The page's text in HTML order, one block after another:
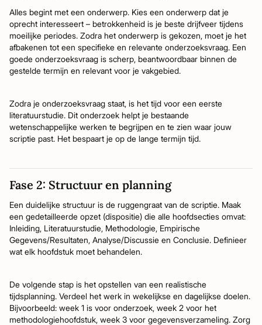
Alles begint met een onderwerp. Kies een onderwerp dat je
oprecht interesseert – betrokkenheid is je beste drijfveer tijdens
moeilijke periodes. Zodra het onderwerp is gekozen, moet je het
afbakenen tot een specifieke en relevante onderzoeksvraag. Een
goede onderzoeksvraag is scherp, beantwoordbaar binnen de
gestelde termijn en relevant voor je vakgebied.
Zodra je onderzoeksvraag staat, is het tijd voor een eerste
literatuurstudie. Dit onderzoek helpt je bestaande
wetenschappelijke werken te begrijpen en te zien waar jouw
scriptie past. Het bespaart je op de lange termijn tijd.
Fase 2: Structuur en planning
Een duidelijke structuur is de ruggengraat van de scriptie. Maak
een gedetailleerde opzet (dispositie) die alle hoofdsecties omvat:
Inleiding, Literatuurstudie, Methodologie, Empirische
Gegevens/Resultaten, Analyse/Discussie en Conclusie. Definieer
wat elk hoofdstuk moet behandelen.
De volgende stap is het opstellen van een realistische
tijdsplanning. Verdeel het werk in wekelijkse en dagelijkse doelen.
Bijvoorbeeld: week 1 is voor onderzoek, week 2 voor het
methodologiehoofdstuk, week 3 voor gegevensverzameling. Zorg